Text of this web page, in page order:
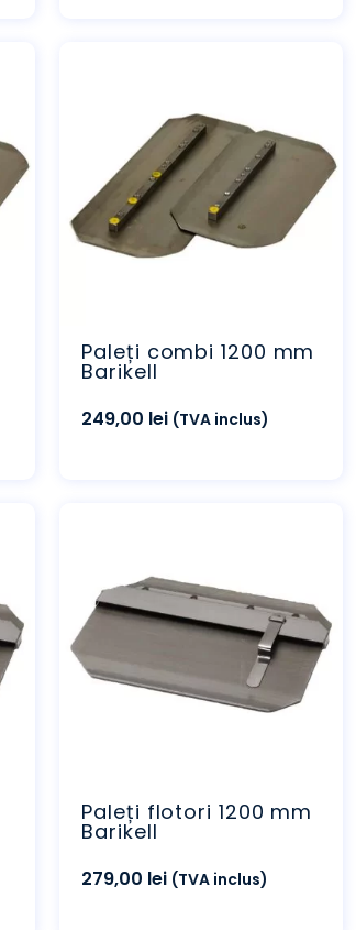
Paleți combi 1200 mm
Barikell
249,00 lei (TVA inclus)
Paleți flotori 1200 mm
Barikell
279,00 lei (TVA inclus)